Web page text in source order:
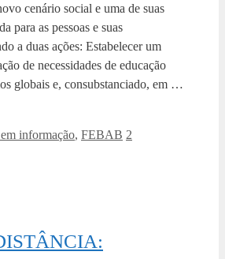
cenário social e uma de suas
para as pessoas e suas
a duas ações: Estabelecer um
de necessidades de educação
globais e, consubstanciado, em …
informação, FEBAB 2